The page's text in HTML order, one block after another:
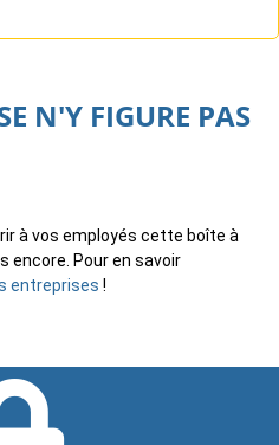
N'Y FIGURE PAS
à vos employés cette boîte à
encore. Pour en savoir
entreprises !